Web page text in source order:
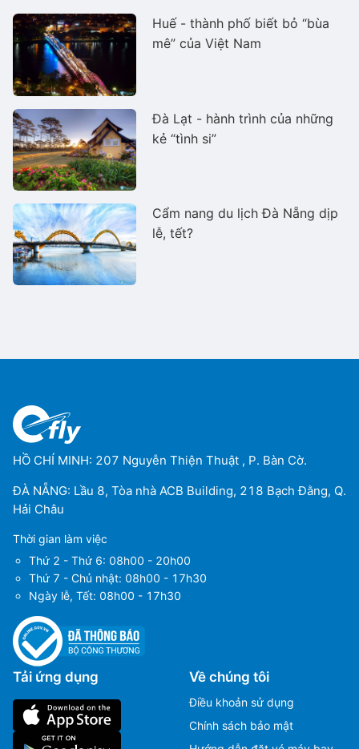
Huế - thành phố biết bỏ “bùa
mê” của Việt Nam
Đà Lạt - hành trình của những
kẻ “tình si”
Cẩm nang du lịch Đà Nẵng dịp
lễ, tết?
HỒ CHÍ MINH: 207 Nguyễn Thiện Thuật , P. Bàn Cờ.
ĐÀ NẴNG: Lầu 8, Tòa nhà ACB Building, 218 Bạch Đằng, Q.
Hải Châu
Thời gian làm việc
Thứ 2 - Thứ 6: 08h00 - 20h00
Thứ 7 - Chủ nhật: 08h00 - 17h30
Ngày lễ, Tết: 08h00 - 17h30
Tải ứng dụng Về chúng tôi
Điều khoản sử dụng
Chính sách bảo mật